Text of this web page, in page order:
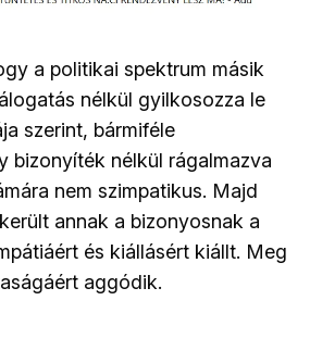
a politikai spektrum másik
nélkül gyilkosozza le
szerint, bármiféle
bizonyíték nélkül rágalmazva
nem szimpatikus. Majd
annak a bizonyosnak a
és kiállásért kiállt. Meg
aggódik.